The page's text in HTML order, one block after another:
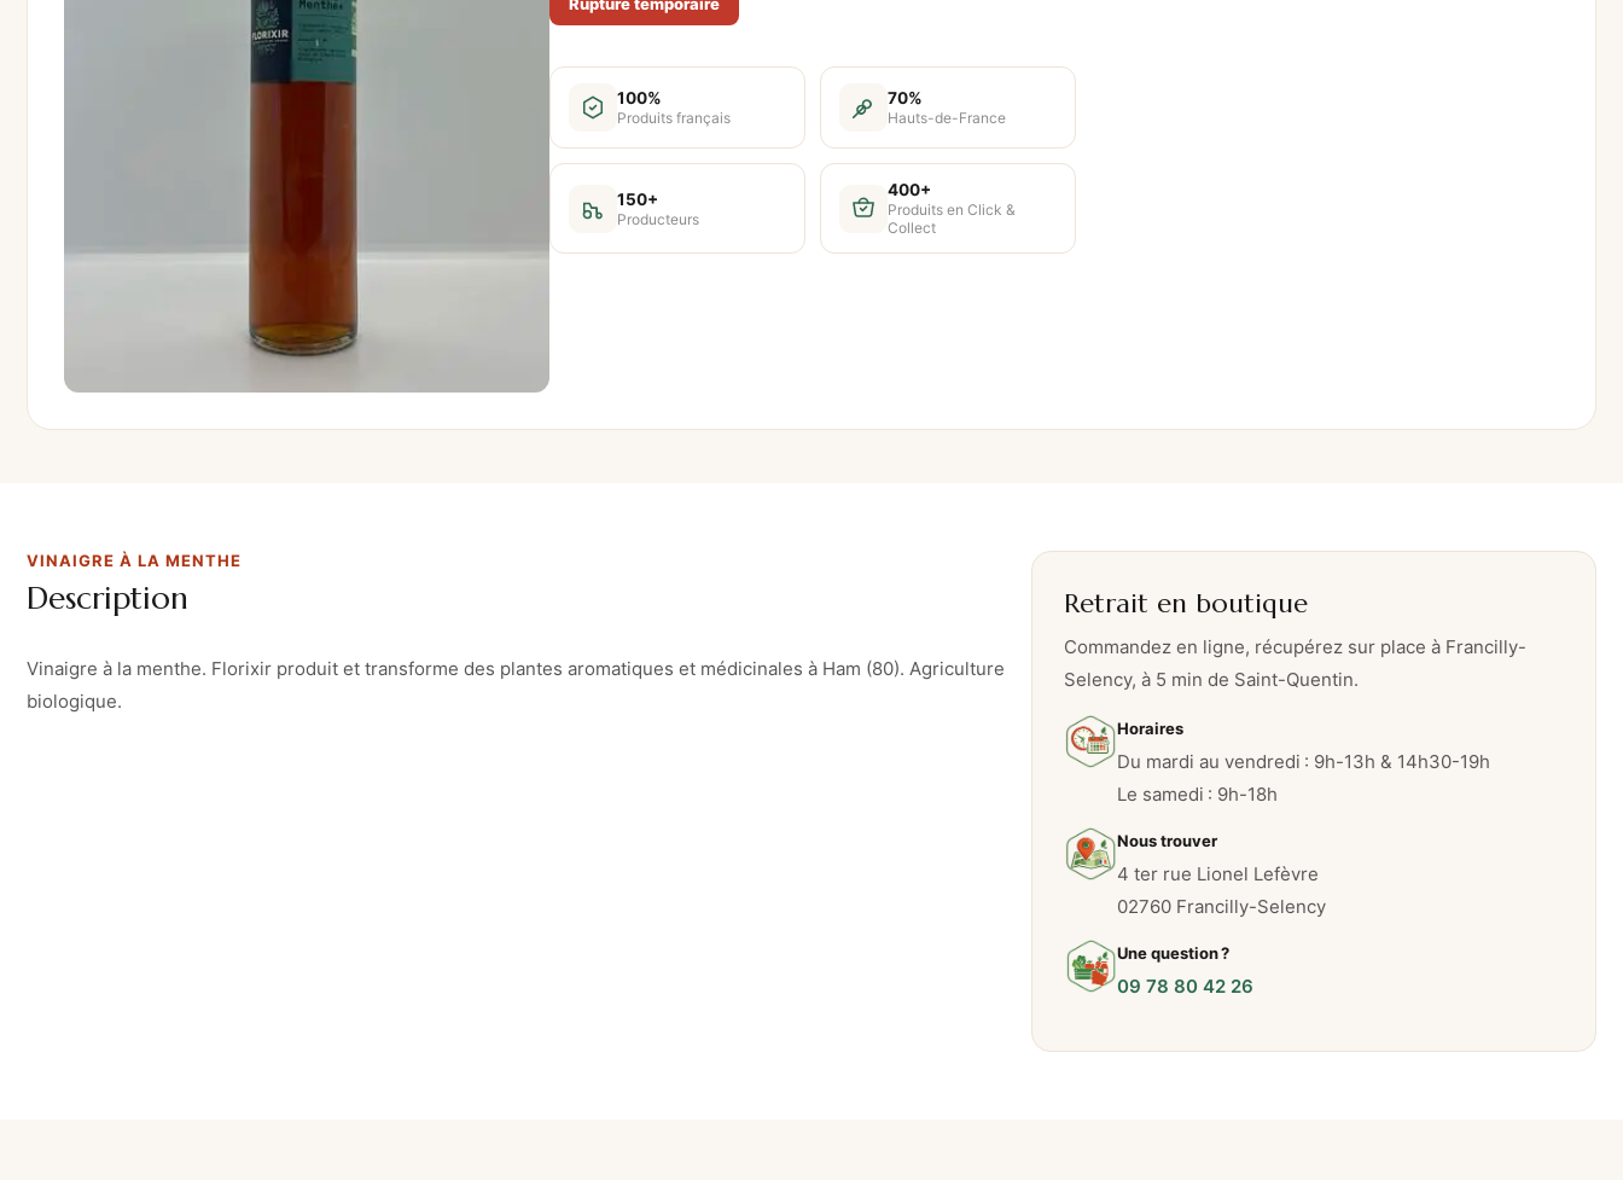
100%
Produits français
70%
Hauts-de-France
150+
Producteurs
400+
Produits en Click &
Collect
VINAIGRE À LA MENTHE
Description
Vinaigre à la menthe. Florixir produit et transforme des plantes aromatiques et médicinales à Ham (80). Agriculture
biologique.
Retrait en boutique
Commandez en ligne, récupérez sur place à Francilly-
Selency, à 5 min de Saint-Quentin.
Horaires
Du mardi au vendredi : 9h-13h & 14h30-19h
Le samedi : 9h-18h
Nous trouver
4 ter rue Lionel Lefèvre
02760 Francilly-Selency
Une question ?
09 78 80 42 26